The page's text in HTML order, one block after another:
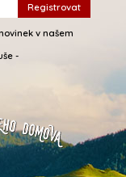
v našem
-